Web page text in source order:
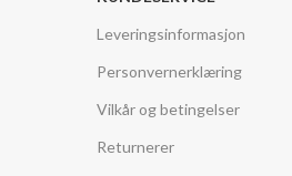
Leveringsinformasjon
Personvernerklæring
Vilkår og betingelser
Returnerer